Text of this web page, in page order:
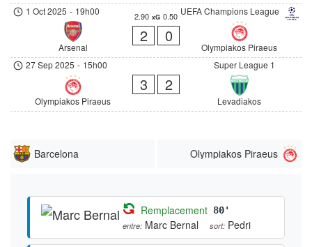
UEFA Champions League
1 Oct 2025 - 19h00
Arsenal
2.90 xG 0.50
2 0
Olympiakos Piraeus
Super League 1
27 Sep 2025 - 15h00
Olympiakos Piraeus
3 2
Levadiakos
Barcelona Olympiakos Piraeus
Remplacement 80'
entre: Marc Bernal sort: Pedri